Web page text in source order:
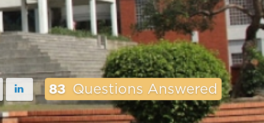
83 Questions Answered